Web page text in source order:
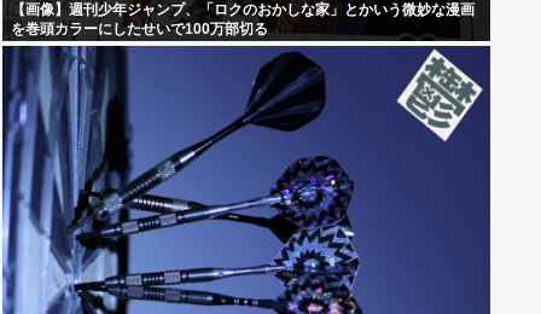
【画像】週刊少年ジャンプ、「ロクのおかしな家」とかいう微妙な漫画
を巻頭カラーにしたせいで100万部切る